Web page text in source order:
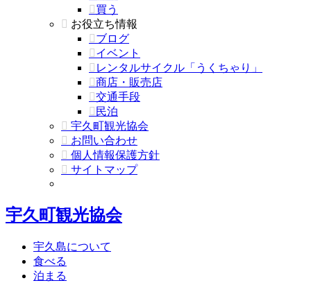
買う
お役立ち情報
ブログ
イベント
レンタルサイクル「うくちゃり」
商店・販売店
交通手段
民泊
宇久町観光協会
お問い合わせ
個人情報保護方針
サイトマップ
宇久町観光協会
宇久島について
食べる
泊まる